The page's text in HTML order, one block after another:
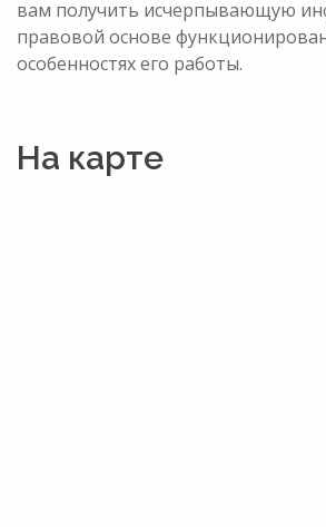
вам получить исчерпывающую
правовой основе
особенностях его работы.
На карте